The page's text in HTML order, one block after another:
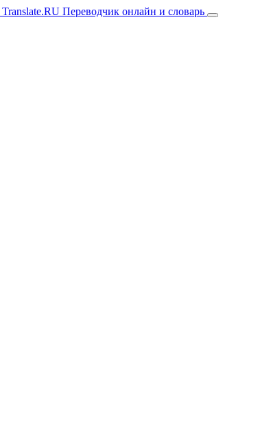
Translate.RU Переводчик онлайн и словарь